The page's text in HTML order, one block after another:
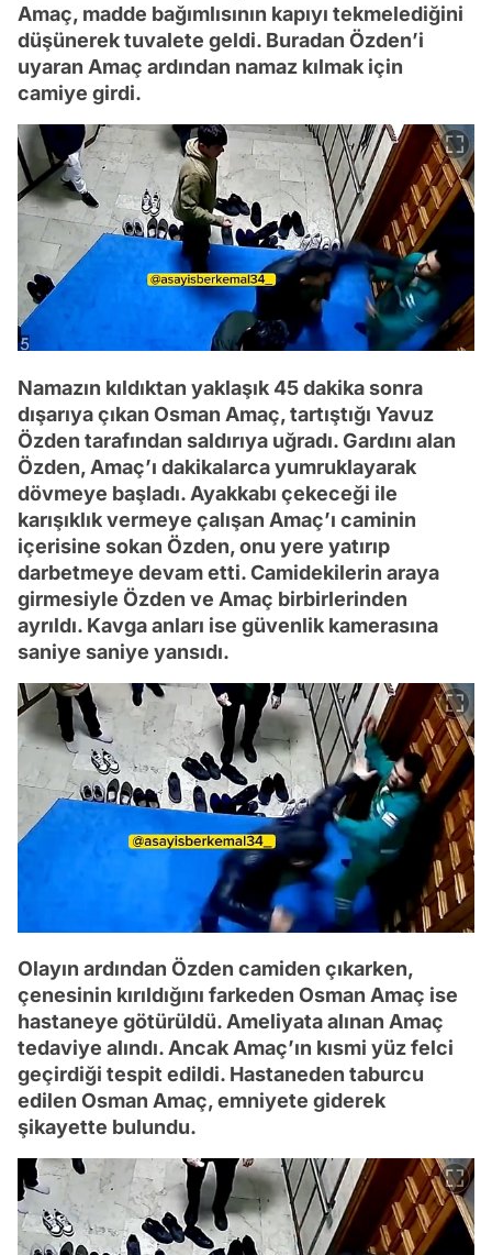
Amaç, madde bağımlısının kapıyı tekmelediğini
düşünerek tuvalete geldi. Buradan Özden’i
uyaran Amaç ardından namaz kılmak için
camiye girdi.
Namazın kıldıktan yaklaşık 45 dakika sonra
dışarıya çıkan Osman Amaç, tartıştığı Yavuz
Özden tarafından saldırıya uğradı. Gardını alan
Özden, Amaç’ı dakikalarca yumruklayarak
dövmeye başladı. Ayakkabı çekeceği ile
karışıklık vermeye çalışan Amaç’ı caminin
içerisine sokan Özden, onu yere yatırıp
darbetmeye devam etti. Camidekilerin araya
girmesiyle Özden ve Amaç birbirlerinden
ayrıldı. Kavga anları ise güvenlik kamerasına
saniye saniye yansıdı.
Olayın ardından Özden camiden çıkarken,
çenesinin kırıldığını farkeden Osman Amaç ise
hastaneye götürüldü. Ameliyata alınan Amaç
tedaviye alındı. Ancak Amaç’ın kısmi yüz felci
geçirdiği tespit edildi. Hastaneden taburcu
edilen Osman Amaç, emniyete giderek
şikayette bulundu.